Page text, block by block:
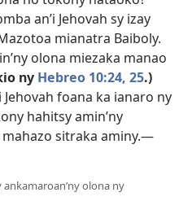
an’i Jehovah sy izay
mianatra Baiboly.
olona miezaka manao
ny Hebreo 10:24, 25.)
foana ka ianaro ny
hahitsy amin’ny
mahazo sitraka aminy.—
olona ny